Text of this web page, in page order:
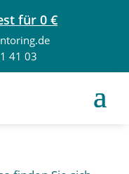
für 0 €
41 03